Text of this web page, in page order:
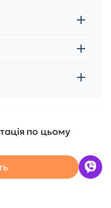
по цьому